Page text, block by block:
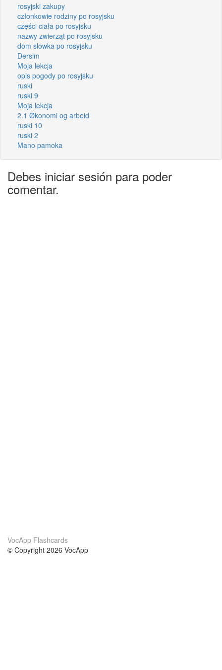
rosyjski zakupy
członkowie rodziny po rosyjsku
części ciała po rosyjsku
nazwy zwierząt po rosyjsku
dom slowka po rosyjsku
Dersim
Moja lekcja
opis pogody po rosyjsku
ruski
ruski 9
Moja lekcja
2.1 Økonomi og arbeid
ruski 10
ruski 2
Mano pamoka
Debes iniciar sesión para poder
comentar.
VocApp Flashcards
© Copyright 2026 VocApp